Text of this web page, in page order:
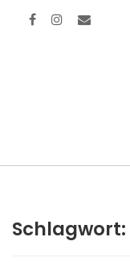
Schlagwort: